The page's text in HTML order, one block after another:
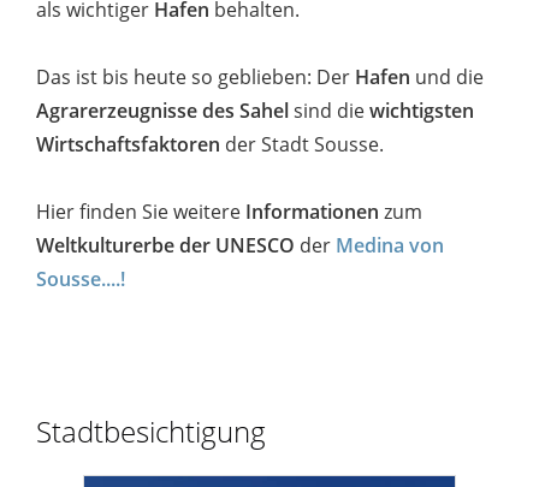
als wichtiger Hafen behalten.
Das ist bis heute so geblieben: Der Hafen und die
Agrarerzeugnisse des Sahelsind diewichtigsten
Wirtschaftsfaktoren der Stadt Sousse.
Hier finden Sie weitere Informationen zum
Weltkulturerbe der UNESCO der Medina von
Sousse....!
Stadtbesichtigung